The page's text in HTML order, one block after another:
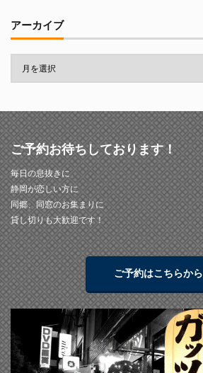
アーカイブ
ご予約お待ちしております！
毎日の息抜きに
静岡が恋しい方に
同郷、同窓のお集まりに
貸し切りも大歓迎です！
ご予約はこちらから